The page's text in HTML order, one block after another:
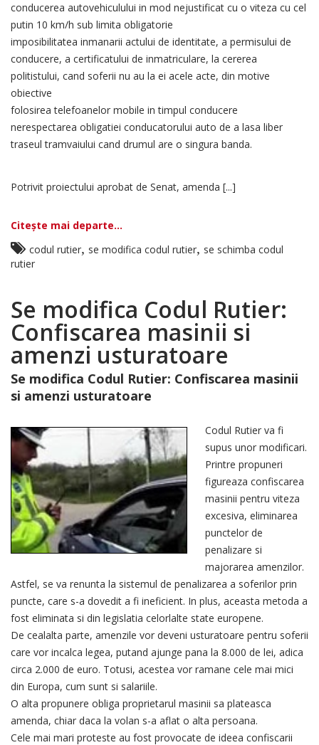
conducerea autovehiculului in mod nejustificat cu o viteza cu cel
putin 10 km/h sub limita obligatorie
imposibilitatea inmanarii actului de identitate, a permisului de
conducere, a certificatului de inmatriculare, la cererea
politistului, cand soferii nu au la ei acele acte, din motive
obiective
folosirea telefoanelor mobile in timpul conducere
nerespectarea obligatiei conducatorului auto de a lasa liber
traseul tramvaiului cand drumul are o singura banda.
Potrivit proiectului aprobat de Senat, amenda [...]
Citește mai departe...
codul rutier, se modifica codul rutier, se schimba codul
rutier
Se modifica Codul Rutier:
Confiscarea masinii si
amenzi usturatoare
Se modifica Codul Rutier: Confiscarea masinii
si amenzi usturatoare
Codul Rutier va fi
supus unor modificari.
Printre propuneri
figureaza confiscarea
masinii pentru viteza
excesiva, eliminarea
punctelor de
penalizare si
majorarea amenzilor.
Astfel, se va renunta la sistemul de penalizarea a soferilor prin
puncte, care s-a dovedit a fi ineficient. In plus, aceasta metoda a
fost eliminata si din legislatia celorlalte state europene.
De cealalta parte, amenzile vor deveni usturatoare pentru soferii
care vor incalca legea, putand ajunge pana la 8.000 de lei, adica
circa 2.000 de euro. Totusi, acestea vor ramane cele mai mici
din Europa, cum sunt si salariile.
O alta propunere obliga proprietarul masinii sa plateasca
amenda, chiar daca la volan s-a aflat o alta persoana.
Cele mai mari proteste au fost provocate de ideea confiscarii